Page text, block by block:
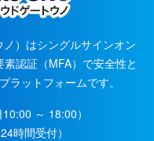
）はシングルサインオン
素認証（MFA）で安全性と
ラットフォームです。
10:00 ～ 18:00）
24時間受付）